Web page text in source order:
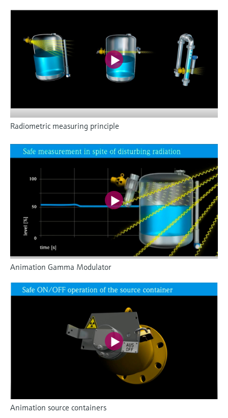
Radiometric measuring principle
Animation Gamma Modulator
Animation source containers